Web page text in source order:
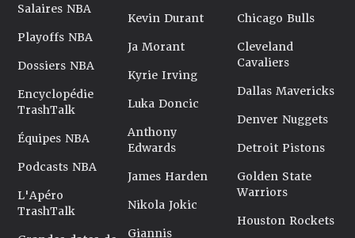
Salaires NBA
Playoffs NBA
Dossiers NBA
Encyclopédie
TrashTalk
Équipes NBA
Podcasts NBA
L'Apéro
TrashTalk
Kevin Durant
Ja Morant
Kyrie Irving
Luka Doncic
Anthony
Edwards
James Harden
Nikola Jokic
Giannis
Chicago Bulls
Cleveland
Cavaliers
Dallas Mavericks
Denver Nuggets
Detroit Pistons
Golden State
Warriors
Houston Rockets